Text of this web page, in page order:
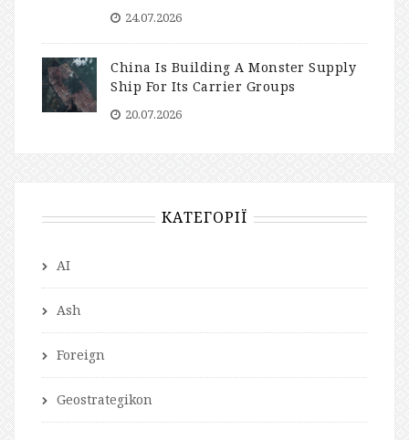
24.07.2026
China Is Building A Monster Supply
Ship For Its Carrier Groups
20.07.2026
КАТЕГОРІЇ
AI
Ash
Foreign
Geostrategikon